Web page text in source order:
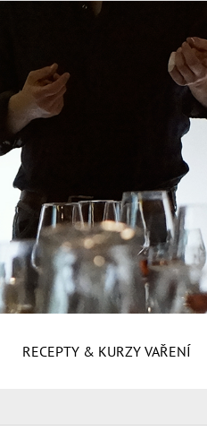
RECEPTY & KURZY VAŘENÍ